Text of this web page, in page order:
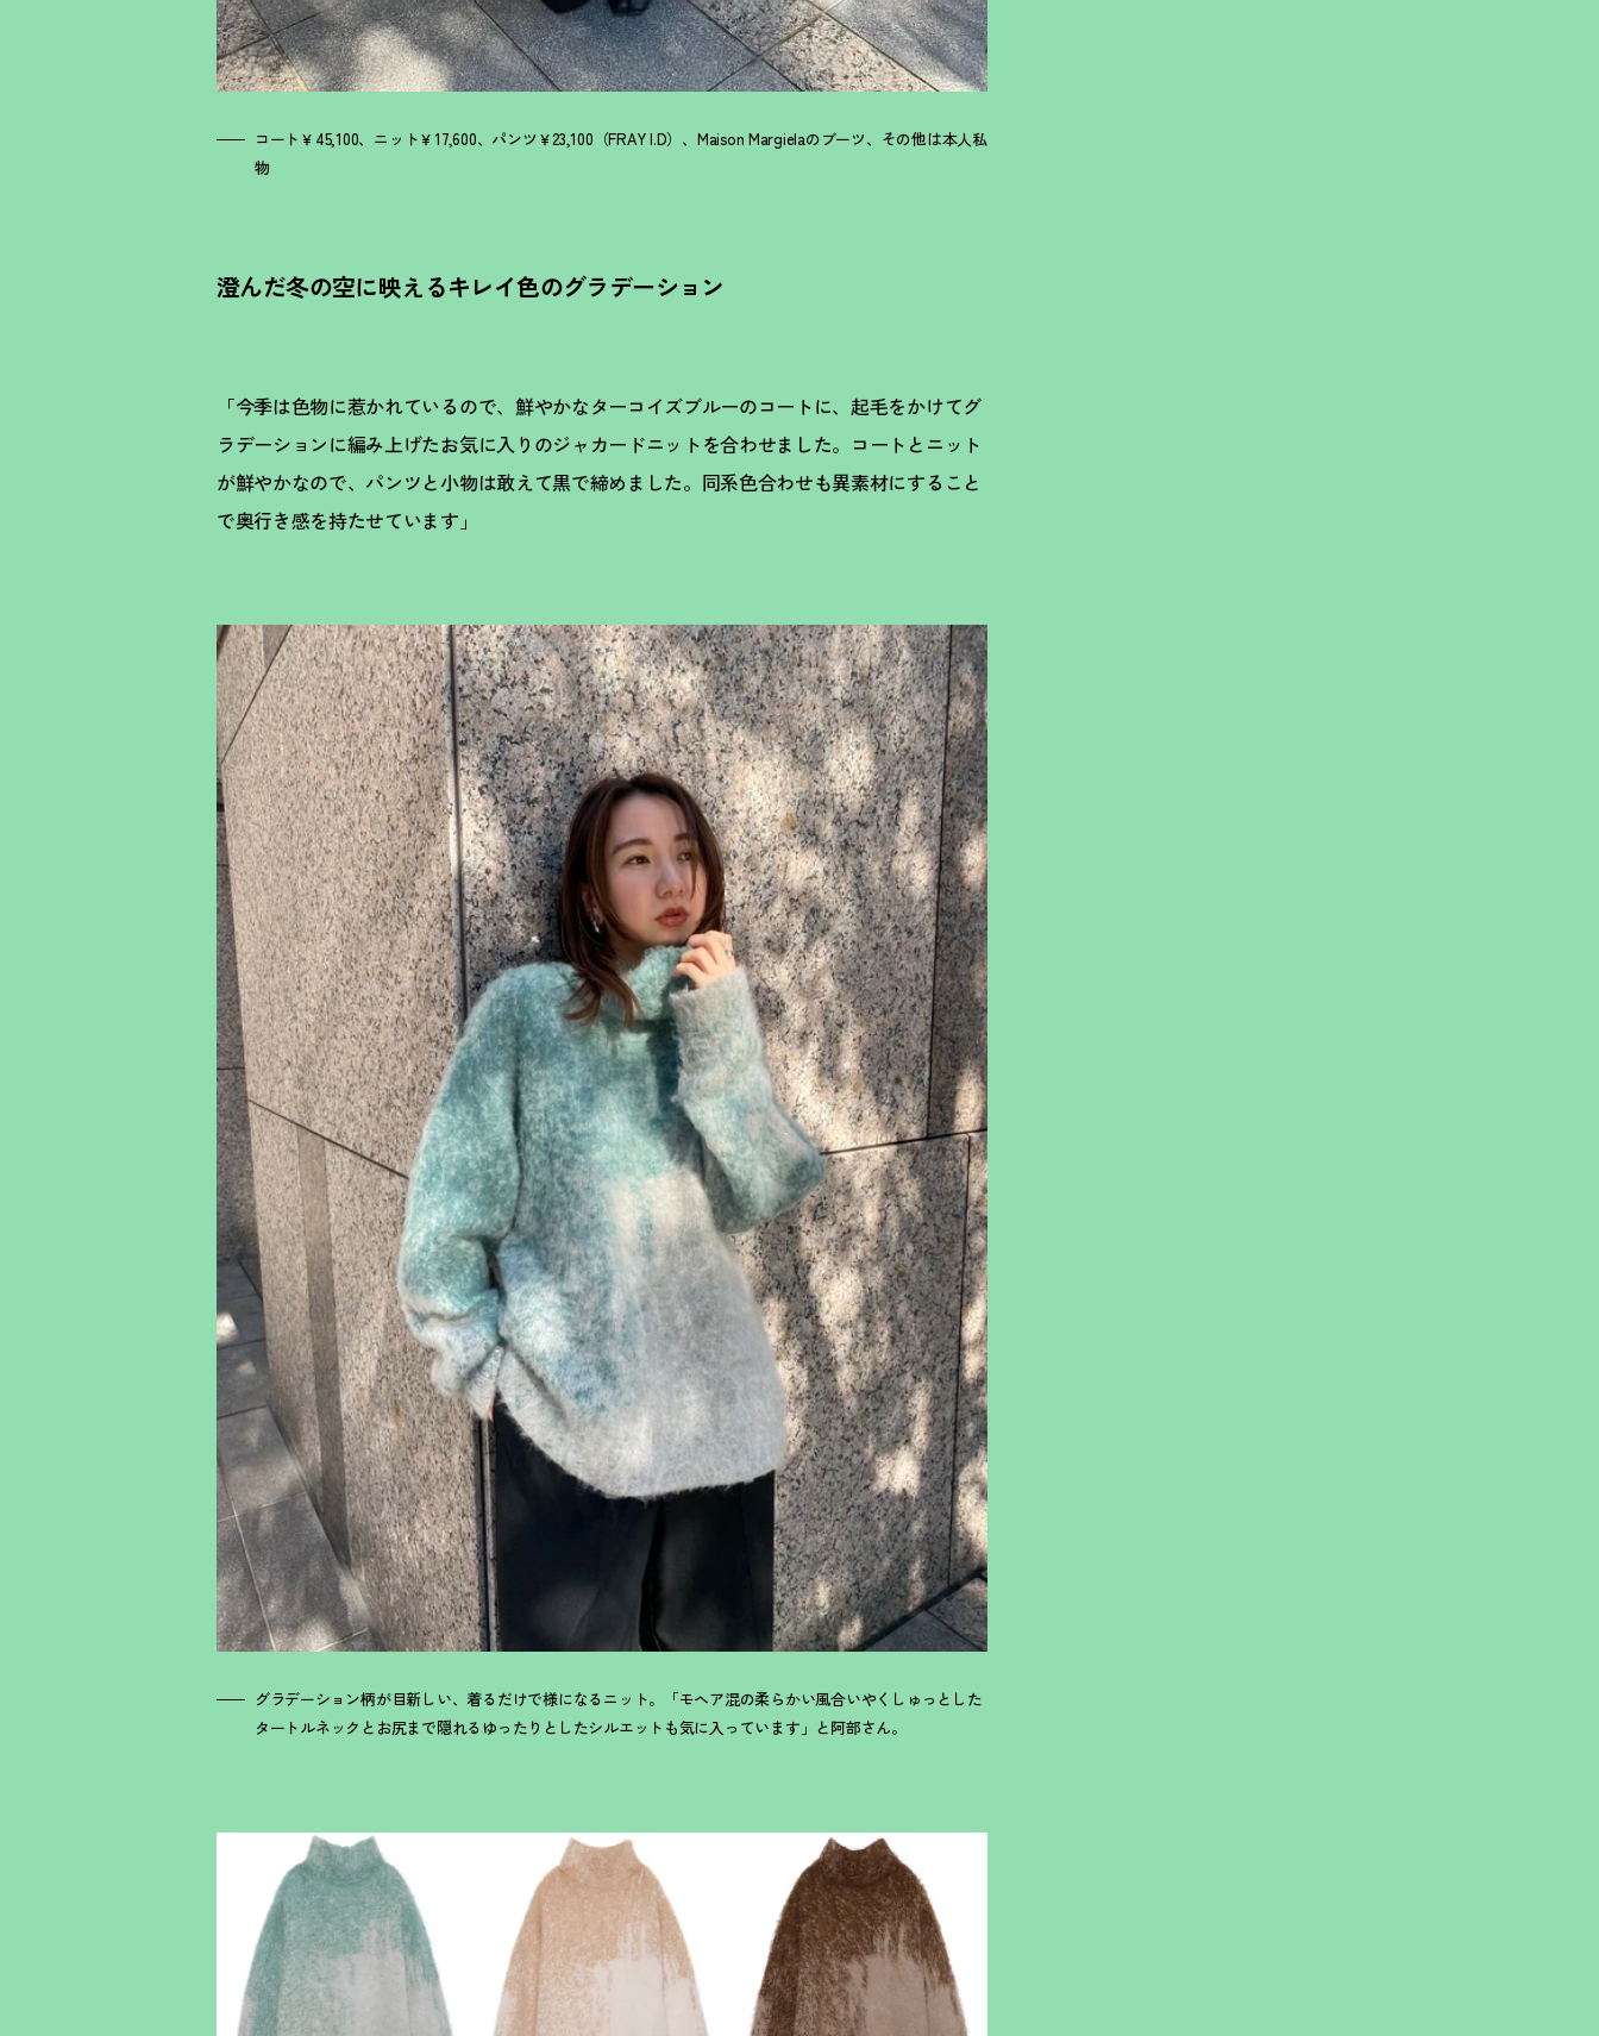
コート￥45,100、ニット￥17,600、パンツ￥23,100（FRAY I.D）、Maison Margielaのブーツ、その他は本人私
物
澄んだ冬の空に映えるキレイ色のグラデーション
「今季は色物に惹かれているので、鮮やかなターコイズブルーのコートに、起毛をかけてグ
ラデーションに編み上げたお気に入りのジャカードニットを合わせました。コートとニット
が鮮やかなので、パンツと小物は敢えて黒で締めました。同系色合わせも異素材にすること
で奥行き感を持たせています」
グラデーション柄が目新しい、着るだけで様になるニット。「モヘア混の柔らかい風合いやくしゅっとした
タートルネックとお尻まで隠れるゆったりとしたシルエットも気に入っています」と阿部さん。